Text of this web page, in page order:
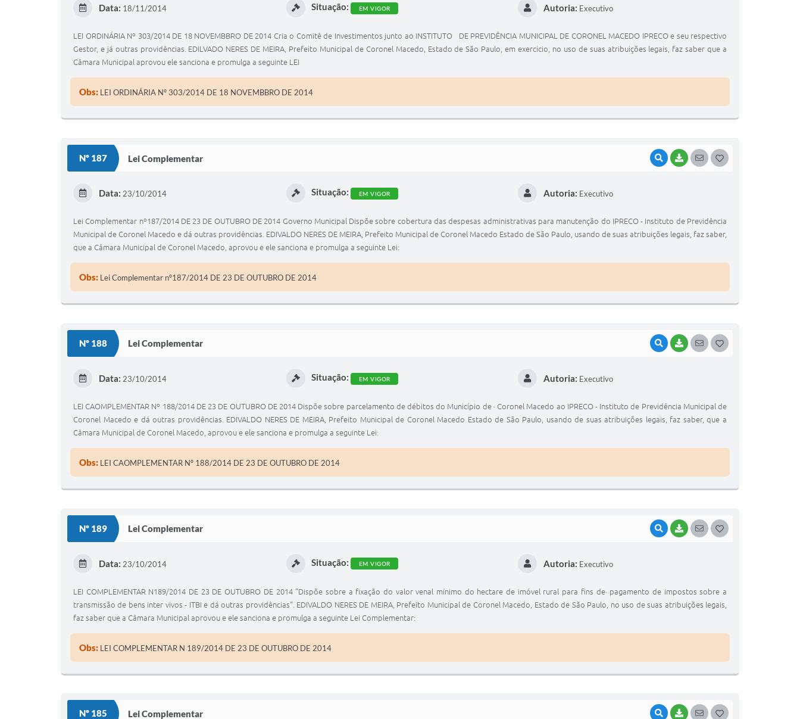
Data: 18/11/2014 Situação: EM VIGOR Autoria: Executivo
LEI ORDINÁRIA Nº 303/2014 DE 18 NOVEMBBRO DE 2014 Cria o Comitê de Investimentos junto ao INSTITUTO DE PREVIDÊNCIA MUNICIPAL DE CORONEL MACEDO IPRECO e seu respectivo
Gestor, e já outras providências. EDILVADO NERES DE MEIRA, Prefeito Municipal de Coronel Macedo, Estado de São Paulo, em exercicio, no uso de suas atribuições legais, faz saber que a
Câmara Municipal aprovou ele sanciona e promulga a seguinte LEI
Obs: LEI ORDINÁRIA Nº 303/2014 DE 18 NOVEMBBRO DE 2014
Nº 187 Lei Complementar VISUALIZAR
BAIXARSEGUIR
Data: 23/10/2014 Situação: EM VIGOR Autoria: Executivo
Lei Complementar nº187/2014 DE 23 DE OUTUBRO DE 2014 Governo Municipal Dispõe sobre cobertura das despesas administrativas para manutenção do IPRECO - Instituto de Previdência
Municipal de Coronel Macedo e dá outras providências. EDIVALDO NERES DE MEIRA, Prefeito Municipal de Coronel Macedo Estado de São Paulo, usando de suas atribuições legais, faz saber,
que a Câmara Municipal de Coronel Macedo, aprovou e ele sanciona e promulga a seguinte Lei:
Obs: Lei Complementar nº187/2014 DE 23 DE OUTUBRO DE 2014
Nº 188 Lei Complementar VISUALIZAR
BAIXARSEGUIR
Data: 23/10/2014 Situação: EM VIGOR Autoria: Executivo
LEI CAOMPLEMENTAR Nº 188/2014 DE 23 DE OUTUBRO DE 2014 Dispõe sobre parcelamento de débitos do Município de · Coronel Macedo ao IPRECO - Instituto de Previdência Municipal de
Coronel Macedo e dá outras providências. EDIVALDO NERES DE MEIRA, Prefeito Municipal de Coronel Macedo Estado de São Paulo, usando de suas atribuições legais, faz saber, que a
Câmara Municipal de Coronel Macedo, aprovou e ele sanciona e promulga a seguinte Lei:
Obs: LEI CAOMPLEMENTAR Nº 188/2014 DE 23 DE OUTUBRO DE 2014
Nº 189 Lei Complementar VISUALIZAR
BAIXARSEGUIR
Data: 23/10/2014 Situação: EM VIGOR Autoria: Executivo
LEI COMPLEMENTAR N189/2014 DE 23 DE OUTUBRO DE 2014 "Dispõe sobre a fixação do valor venal mínimo do hectare de imóvel rural para fins de· pagamento de impostos sobre a
transmissão de bens inter vivos - ITBI e dá outras providências". EDIVALDO NERES DE MEIRA, Prefeito Municipal de Coronel Macedo, Estado de São Paulo, no uso de suas atribuições legais,
faz saber que a Câmara Municipal aprovou e ele sanciona e promulga a seguinte Lei Complementar:
Obs: LEI COMPLEMENTAR N 189/2014 DE 23 DE OUTUBRO DE 2014
Nº 185 Lei Complementar VISUALIZAR
BAIXARSEGUIR